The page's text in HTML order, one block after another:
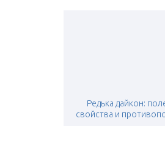
Редька дайкон:
свойства и